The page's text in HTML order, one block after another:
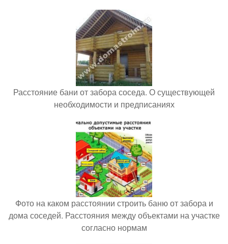
Расстояние бани от забора соседа. О существующей
необходимости и предписаниях
Фото на каком расстоянии строить баню от забора и
дома соседей. Расстояния между объектами на участке
согласно нормам